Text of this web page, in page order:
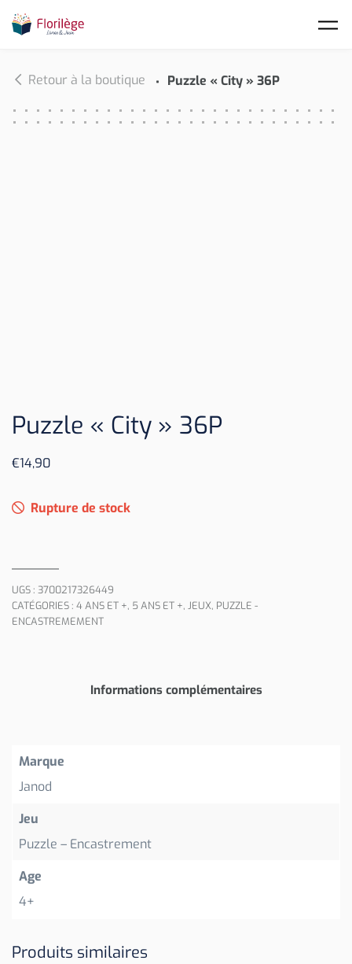
Retour à la boutique Puzzle « City » 36P
Puzzle « City » 36P
€14,90
Rupture de stock
UGS : 3700217326449
CATÉGORIES : 4 ANS ET +, 5 ANS ET +, JEUX, PUZZLE -
ENCASTREMEMENT
Informations complémentaires
Marque
Janod
Jeu
Puzzle – Encastrement
Age
4+
Produits similaires